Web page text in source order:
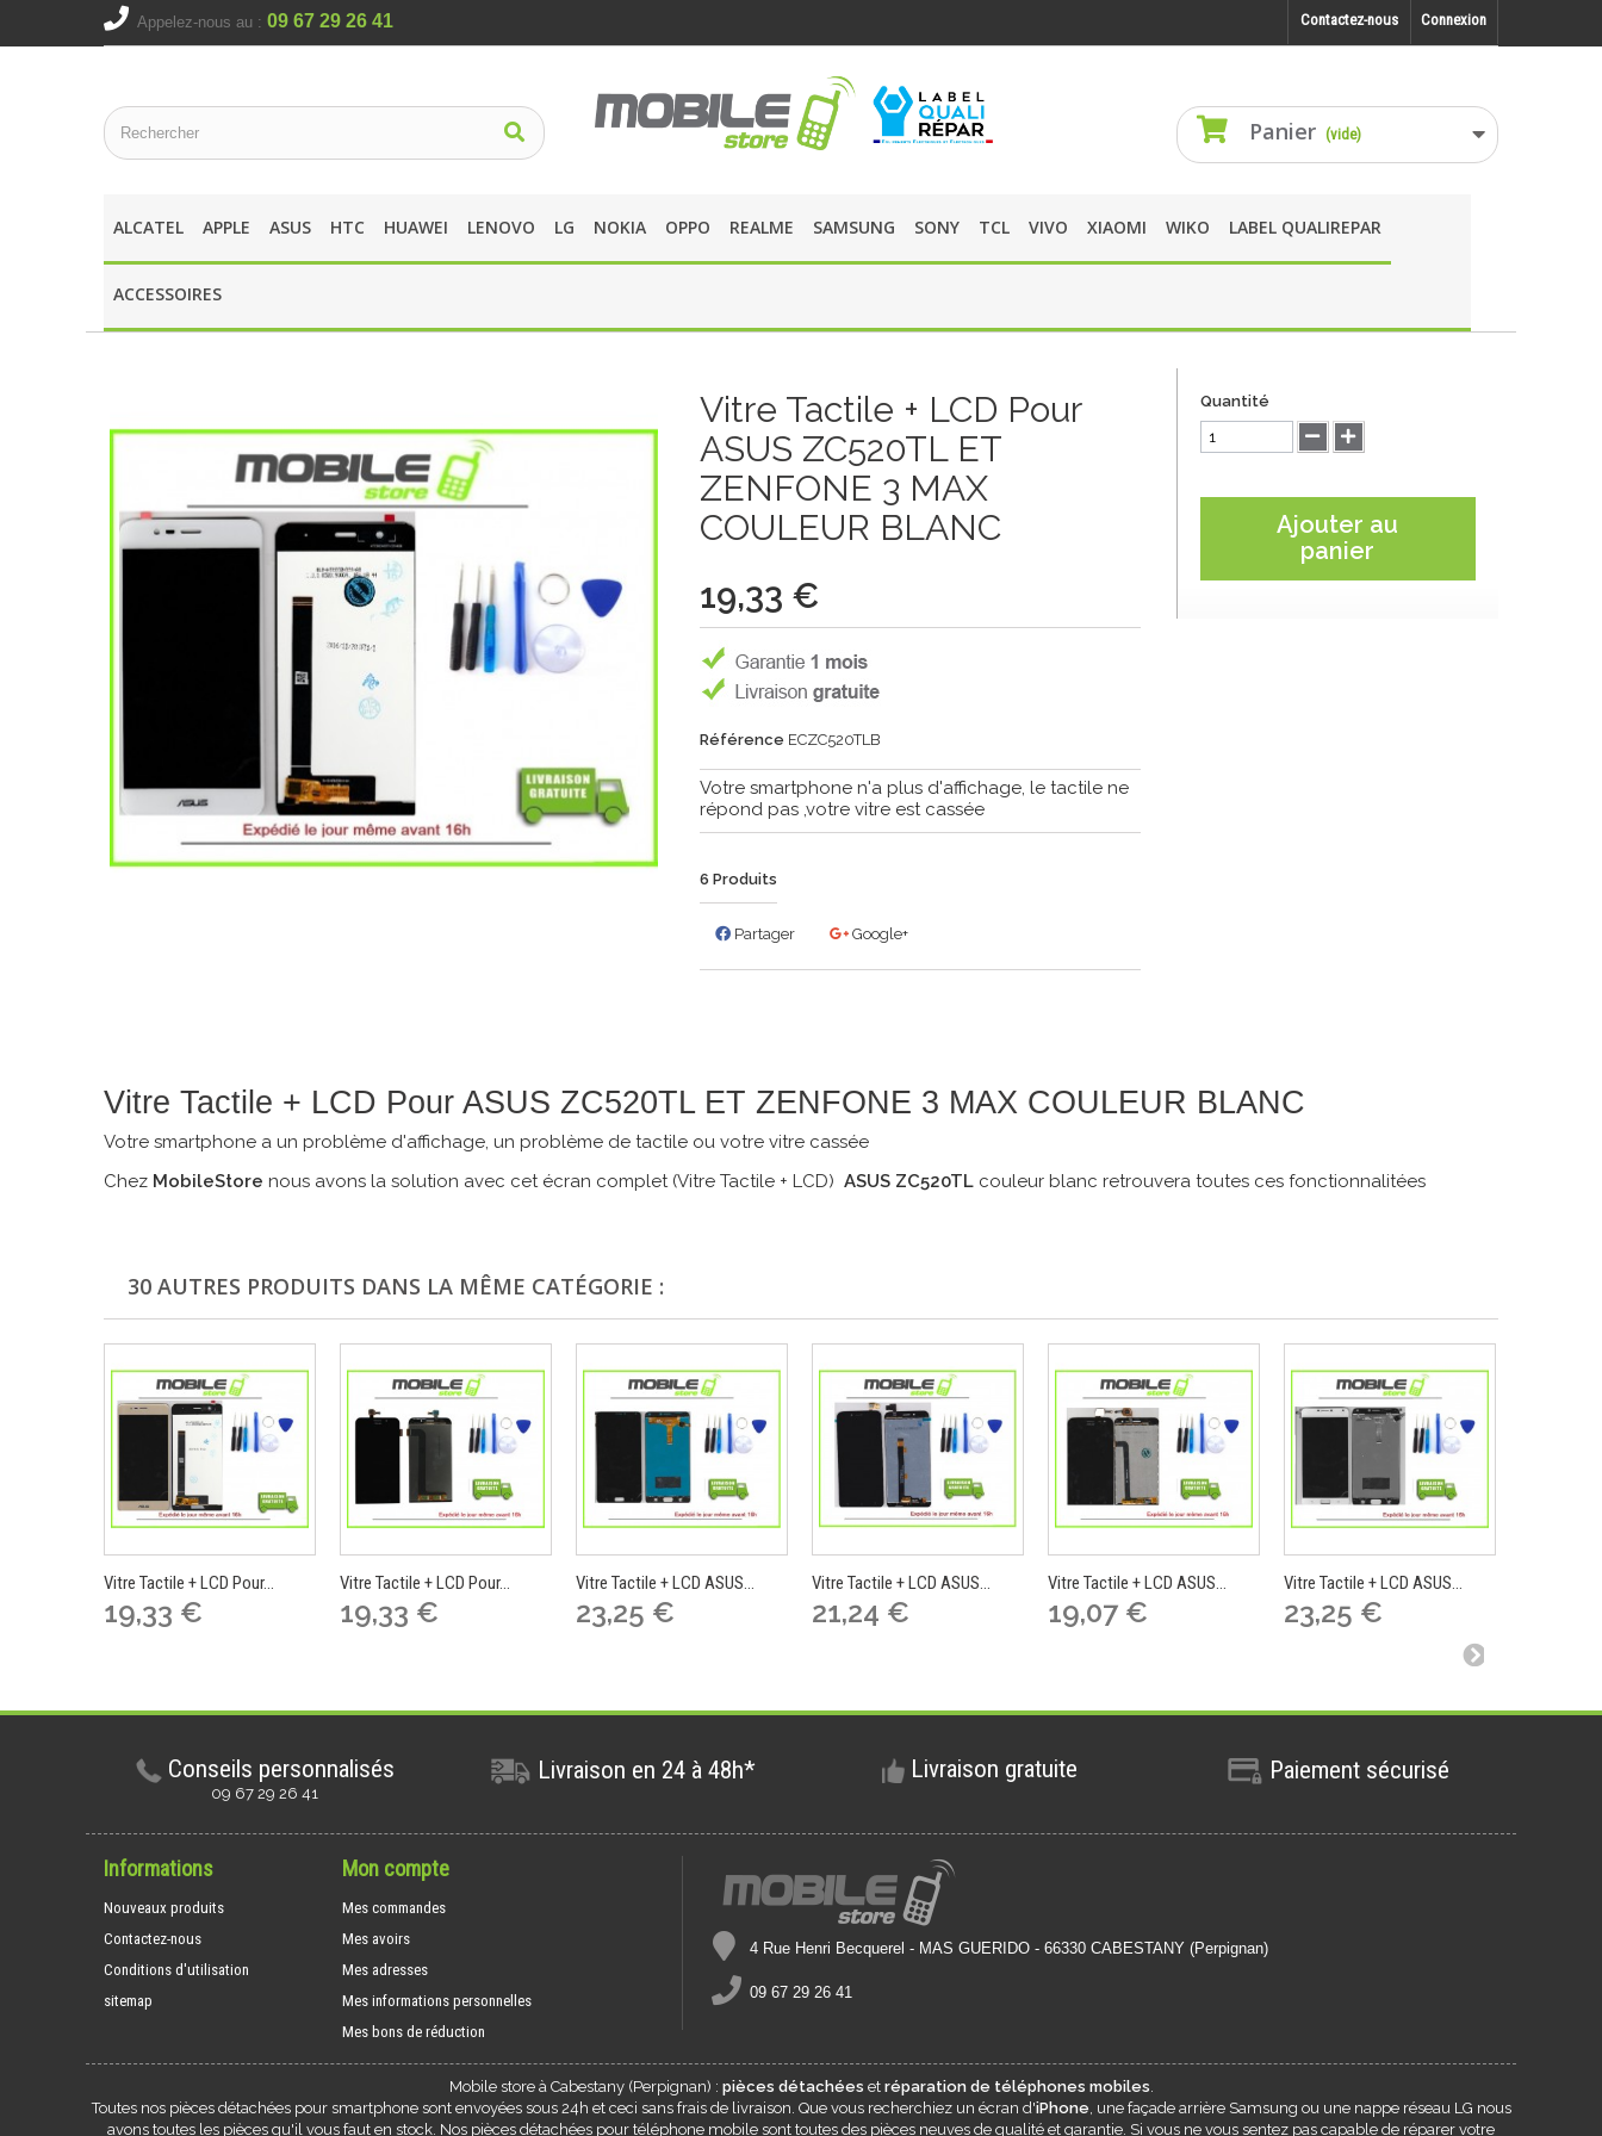
Connexion
Contactez-nous
Appelez-nous au : 09 67 29 26 41
Panier (vide)
ALCATEL APPLE ASUS HTC HUAWEI LENOVO LG NOKIA OPPO REALME SAMSUNG SONY TCL VIVO XIAOMI WIKO LABEL QUALIREPAR
ACCESSOIRES
Vitre Tactile + LCD Pour
ASUS ZC520TL ET
ZENFONE 3 MAX
COULEUR BLANC
19,33 €
Référence ECZC520TLB
Votre smartphone n'a plus d'affichage, le tactile ne
répond pas ,votre vitre est cassée
6 Produits
Partager Google+
Quantité
Ajouter au
panier
Vitre Tactile + LCD Pour ASUS ZC520TL ET ZENFONE 3 MAX COULEUR BLANC
Votre smartphone a un problème d'affichage, un problème de tactile ou votre vitre cassée
Chez MobileStore nous avons la solution avec cet écran complet (Vitre Tactile + LCD) ASUS ZC520TL couleur blanc retrouvera toutes ces fonctionnalitées
30 AUTRES PRODUITS DANS LA MÊME CATÉGORIE :
Vitre Tactile + LCD Pour...
19,33 €
Vitre Tactile + LCD Pour...
19,33 €
Vitre Tactile + LCD ASUS...
23,25 €
Vitre Tactile + LCD ASUS...
21,24 €
Vitre Tactile + LCD ASUS...
19,07 €
Vitre Tactile + LCD ASUS...
23,25 €
Conseils personnalisés
09 67 29 26 41
Livraison en 24 à 48h* Livraison gratuite Paiement sécurisé
Informations
Nouveaux produits
Contactez-nous
Conditions d'utilisation
sitemap
Mon compte
Mes commandes
Mes avoirs
Mes adresses
Mes informations personnelles
Mes bons de réduction
4 Rue Henri Becquerel - MAS GUERIDO - 66330 CABESTANY (Perpignan)
09 67 29 26 41
Mobile store à Cabestany(Perpignan) : pièces détachées et réparation de téléphones mobiles.
Toutes nos pièces détachées pour smartphone sont envoyées sous 24h et ceci sans frais de livraison. Que vous recherchiez un écran d'iPhone, une façade arrière Samsung ou une nappe réseau LG nous
avons toutes les pièces qu'il vous faut en stock. Nos pièces détachées pour téléphone mobile sont toutes des pièces neuves de qualité et garantie. Si vous ne vous sentez pas capable de réparer votre